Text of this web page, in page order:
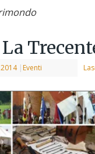
| Eventi